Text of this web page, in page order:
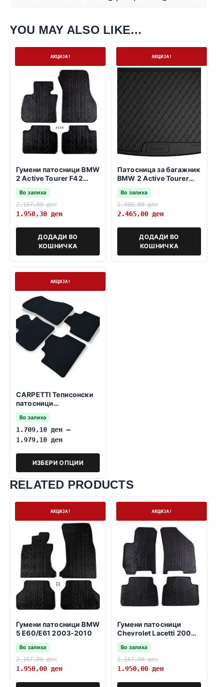
YOU MAY ALSO LIKE…
АКЦИЈА!
Гумени патосници BMW
2 Active Tourer F42
01.2014->
Во залиха
2.167,00ден
1.950,30 ден
ДОДАДИ ВО
КОШНИЧКА
АКЦИЈА!
Патосница за багажник
BMW 2 Active Tourer
F45 2014->
Во залиха
2.900,00ден
2.465,00 ден
ДОДАДИ ВО
КОШНИЧКА
АКЦИЈА!
CARPETTI Теписонски
патосници
компатибилни за БМВ 2
2014-> F45 АКТИВ
ТОУРЕР
Во залиха
1.709,10 ден –
1.979,10 ден
ИЗБЕРИ ОПЦИИ
RELATED PRODUCTS
АКЦИЈА!
Гумени патосници BMW
5 E60/E61 2003-2010
Во залиха
2.167,00ден
1.950,00 ден
АКЦИЈА!
Гумени патосници
Chevrolet Lacetti 2004-
2010
Во залиха
2.167,00ден
1.950,00 ден